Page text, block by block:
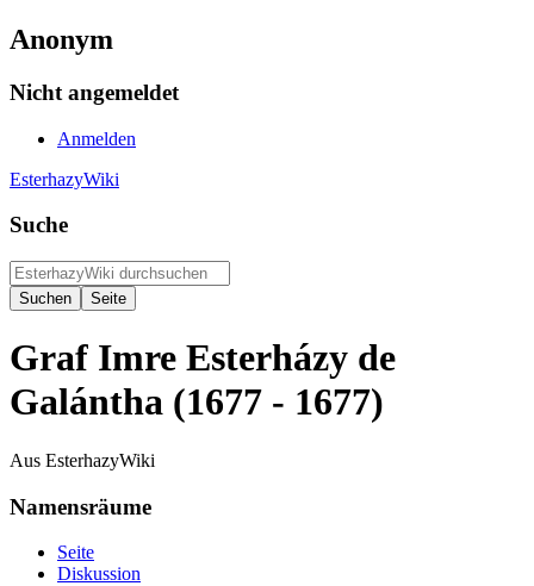
Anonym
Nicht angemeldet
Anmelden
EsterhazyWiki
Suche
Graf Imre Esterházy de
Galántha (1677 - 1677)
Aus EsterhazyWiki
Namensräume
Seite
Diskussion